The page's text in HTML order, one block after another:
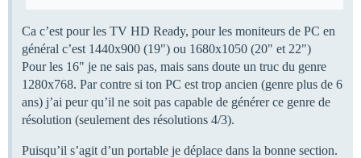
Ca c’est pour les TV HD Ready, pour les moniteurs de PC en
général c’est 1440x900 (19") ou 1680x1050 (20" et 22")
Pour les 16" je ne sais pas, mais sans doute un truc du genre
1280x768. Par contre si ton PC est trop ancien (genre plus de 6
ans) j’ai peur qu’il ne soit pas capable de générer ce genre de
résolution (seulement des résolutions 4/3).
Puisqu’il s’agit d’un portable je déplace dans la bonne section.